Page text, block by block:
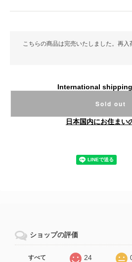
こちらの商品は完売いたしました。再入
International
Sold out
日本国内にお住まい
ショップの評価
すべて 24